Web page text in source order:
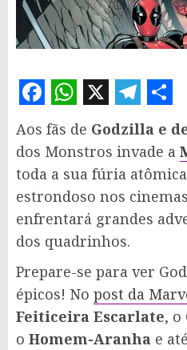
Facebook
WhatsApp
X
Aos fãs de Godzilla e
dos Monstros invade a
toda a sua fúria
estrondoso nos
enfrentará grandes
dos quadrinhos.
Prepare-se para ver
épicos! No post da
Feiticeira Escarlate, o
o Homem-Aranha e